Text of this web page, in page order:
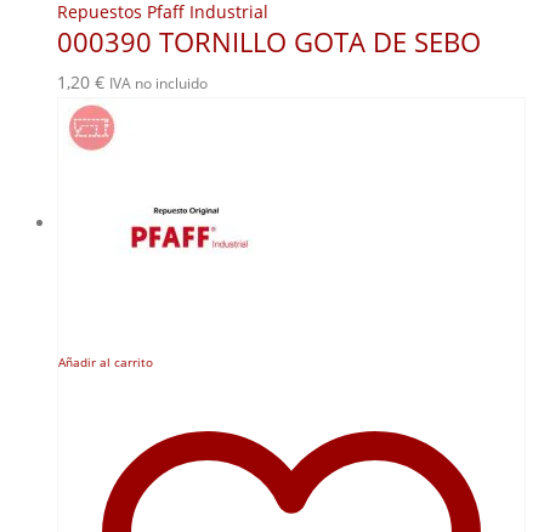
Repuestos Pfaff Industrial
000390 TORNILLO GOTA DE SEBO
1,20 € IVA no incluido
Añadir al carrito